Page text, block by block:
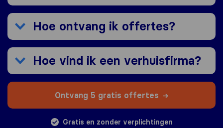
Hoe ontvang ik offertes?
Hoe vind ik een verhuisfirma?
Ontvang 5 gratis offertes
Gratis en zonder verplichtingen